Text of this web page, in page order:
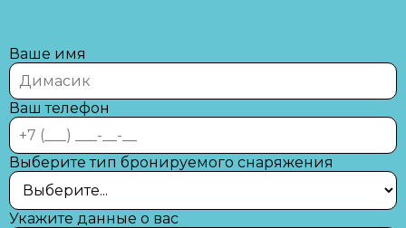
Ваше имя
Ваш телефон
Выберите тип бронируемого снаряжения
Укажите данные о вас